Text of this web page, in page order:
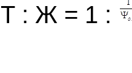
Т : Ж = 1 :